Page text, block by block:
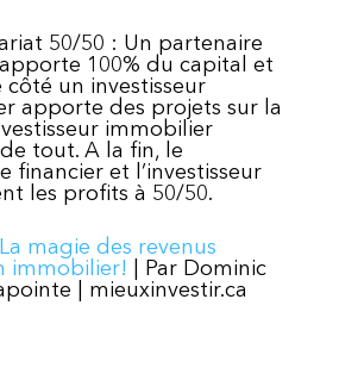
50/50 : Un partenaire
100% du capital et
côté un investisseur
apporte des projets sur la
immobilier
de tout. A la fin, le
financier et l’investisseur
les profits à 50/50.
La magie des revenus
immobilier!
| Par Dominic
| mieuxinvestir.ca